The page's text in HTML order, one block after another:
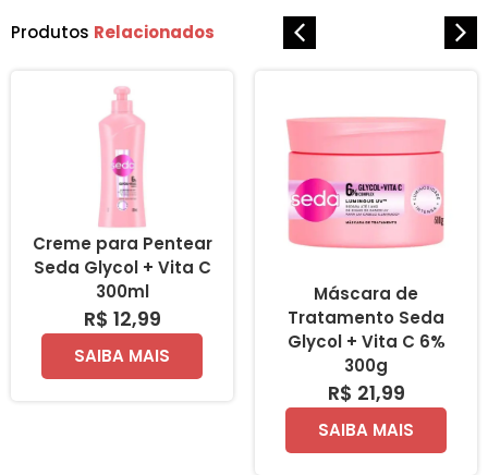
Produtos Relacionados
Creme para Pentear
Seda Glycol + Vita C
300ml
R$ 12,99
SAIBA MAIS
Máscara de
Tratamento Seda
Glycol + Vita C 6%
300g
R$ 21,99
SAIBA MAIS